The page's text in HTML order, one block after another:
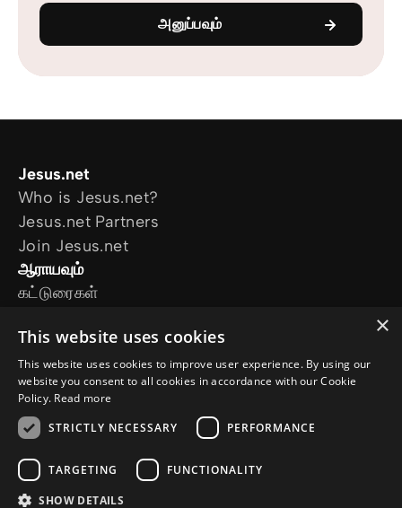
அனுப்பவும்
Jesus.net
Who is Jesus.net?
Jesus.net Partners
Join Jesus.net
ஆராயவும்
கட்டுரைகள்
எங்களது திட்டங்கள்
எனக்கு ஒரு கேள்வி இருக்கிறது
எங்களை பின்பற்றவும்
×
This website uses cookies
This website uses cookies to improve user experience. By using our
website you consent to all cookies in accordance with our Cookie
Policy. Read more
STRICTLY NECESSARY
PERFORMANCE
TARGETING FUNCTIONALITY
SHOW DETAILS